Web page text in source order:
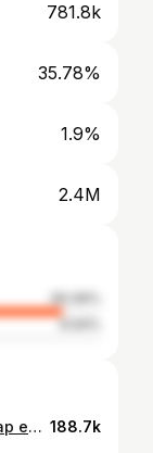
781.8k
35.78%
1.9%
2.4M
90.06%
9.94%
Бір үйдің үш қызы болсақ, қалай болар еді..🤭 Ауылдан адам көшкенмен, адамнан ауыл көшпейді ғой никак. Ауылдан шыққан қыздарыңыздын видеосын қабыл алыңыздар☺️❤️ Идея: басы өзбек ағайындарымыздан, қалғаны өзіміздікі-өндірістікі😅 188.7k